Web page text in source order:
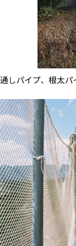
通しパイプ、根太